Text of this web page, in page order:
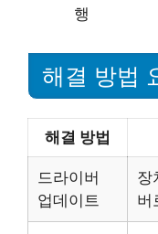
행
해결 방법
해결 방법
드라이버
업데이트
장
버